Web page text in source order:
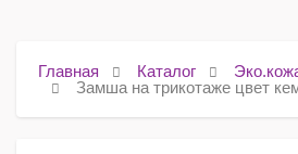
Главная Каталог
Замша на трикотаже цвет